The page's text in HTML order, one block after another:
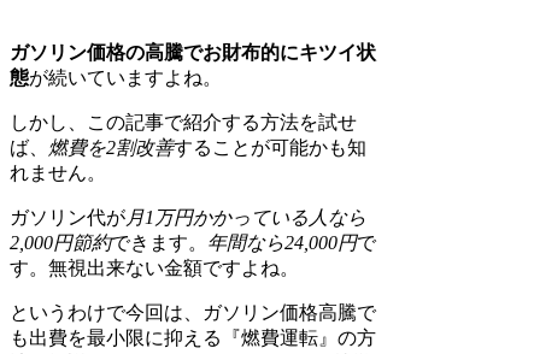
ガソリン価格の高騰でお財布的にキツイ状
態が続いていますよね。
しかし、この記事で紹介する方法を試せ
ば、 燃費を2割改善することが可能かも知
れません。
ガソリン代が月1万円かかっている人なら
2,000円節約できます。 年間なら24,000円で
す。無視出来ない金額ですよね。
というわけで今回は、ガソリン価格高騰で
も出費を最小限に抑える『燃費運転』の方